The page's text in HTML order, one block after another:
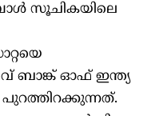
സൂചികയിലെ
ബാങ്ക് ഓഫ് ഇന്ത്യ